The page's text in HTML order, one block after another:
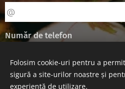
Număr de telefon
Trimite
Folosim cookie-uri pentru a
sigură a site-urilor noastre și
experiență de utilizare.